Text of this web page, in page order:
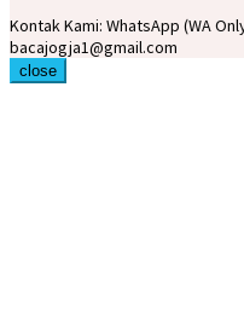
Kontak Kami: WhatsApp (WA
bacajogja1@gmail.com
close